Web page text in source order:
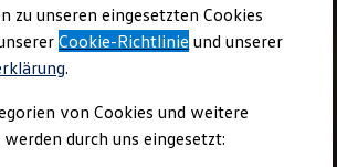
Fahrzeuge
Marktplatz
zu unseren eingesetzten Cookies
Cookie-Richtlinie und unserer
.
von Cookies und weitere
durch uns eingesetzt: